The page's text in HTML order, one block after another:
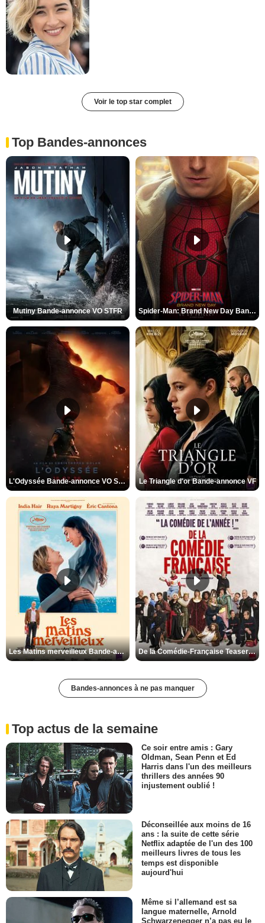
Voir le top star complet
Top Bandes-annonces
Mutiny Bande-annonce VO STFR Spider-Man: Brand New Day Bande-annonce VO STFR
L'Odyssée Bande-annonce VO STFR Le Triangle d'or Bande-annonce VF
Les Matins merveilleux Bande-annonce VF De la Comédie-Française Teaser VF
Bandes-annonces à ne pas manquer
Top actus de la semaine
Ce soir entre amis : Gary
Oldman, Sean Penn et Ed
Harris dans l'un des meilleurs
thrillers des années 90
injustement oublié !
Déconseillée aux moins de 16
ans : la suite de cette série
Netflix adaptée de l'un des 100
meilleurs livres de tous les
temps est disponible
aujourd'hui
Même si l’allemand est sa
langue maternelle, Arnold
Schwarzenegger n’a pas eu le